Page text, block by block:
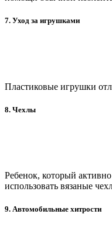
7. Уход за игрушками
Пластиковые игрушки
8. Чехлы
Ребенок, который
использовать вязаные
9. Автомобильные хитрости